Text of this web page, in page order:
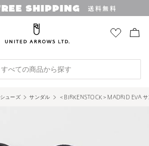
すべての商品から探す
シューズ サンダル ＜BIRKENSTOCK＞MADRID EVA サ